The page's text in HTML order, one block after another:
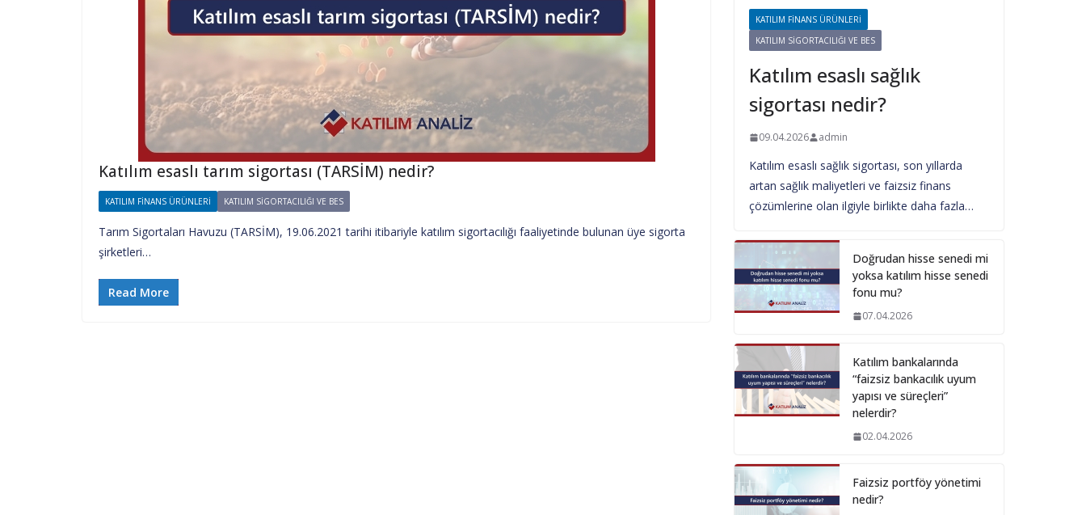
Katılım esaslı tarım sigortası (TARSİM) nedir?
KATILIM FINANS ÜRÜNLERI KATILIM SIGORTACILIĞI VE BES
Tarım Sigortaları Havuzu (TARSİM), 19.06.2021 tarihi itibariyle katılım sigortacılığı faaliyetinde bulunan üye sigorta
şirketleri…
Read More
KATILIM FINANS ÜRÜNLERI
KATILIM SIGORTACILIĞI VE BES
Katılım esaslı sağlık
sigortası nedir?
09.04.2026 admin
Katılım esaslı sağlık sigortası, son yıllarda
artan sağlık maliyetleri ve faizsiz finans
çözümlerine olan ilgiyle birlikte daha fazla…
Doğrudan hisse senedi mi
yoksa katılım hisse senedi
fonu mu?
07.04.2026
Katılım bankalarında
“faizsiz bankacılık uyum
yapısı ve süreçleri”
nelerdir?
02.04.2026
Faizsiz portföy yönetimi
nedir?